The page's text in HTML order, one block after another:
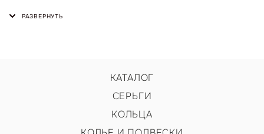
гранат 0,15ct
КАТАЛОГ
СЕРЬГИ
КОЛЬЦА